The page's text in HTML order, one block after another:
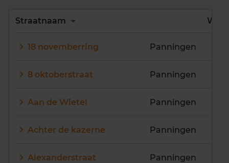
Alles
M
Q
R S U
V
Straatnaam Wijk
18 novemberring Panningen
8 oktoberstraat Panningen
Aan de Wietel Panningen
Achter de kazerne Panningen
Alexanderstraat Panningen